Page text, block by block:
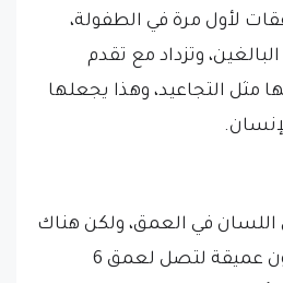
لأول مرة في الطفولة،
وتزداد مع تقدم
مثل التجاعيد، وهذا يجعلها
في العمق، ولكن هناك
بعض الشقوق قد تكون عميقة لتصل لعمق 6